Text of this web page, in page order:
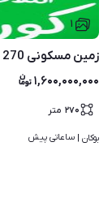
۱
زمین مسکونی 270 متر حمامیان معاوضه دارم با ماشین یا ....
۱,۶۰۰,۰۰۰,۰۰۰
۲۷۰ متر
بوکان | ساعاتی پیش